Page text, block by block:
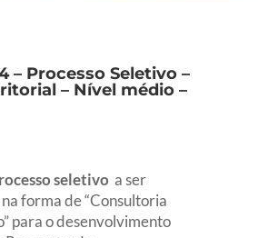
– Processo Seletivo –
– Nível médio –
seletivo a ser
forma de “Consultoria
para o desenvolvimento